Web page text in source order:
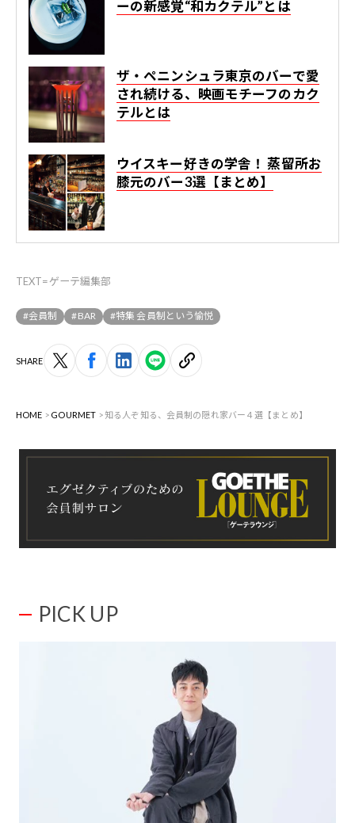
ーの新感覚“和カクテル”とは
ザ・ペニンシュラ東京のバーで愛
され続ける、映画モチーフのカク
テルとは
ウイスキー好きの学舎！ 蒸留所お
膝元のバー3選【まとめ】
TEXT=ゲーテ編集部
#会員制 #BAR #特集 会員制という愉悦
SHARE
HOME GOURMET 知る人ぞ知る、会員制の隠れ家バー４選【まとめ】
PICK UP